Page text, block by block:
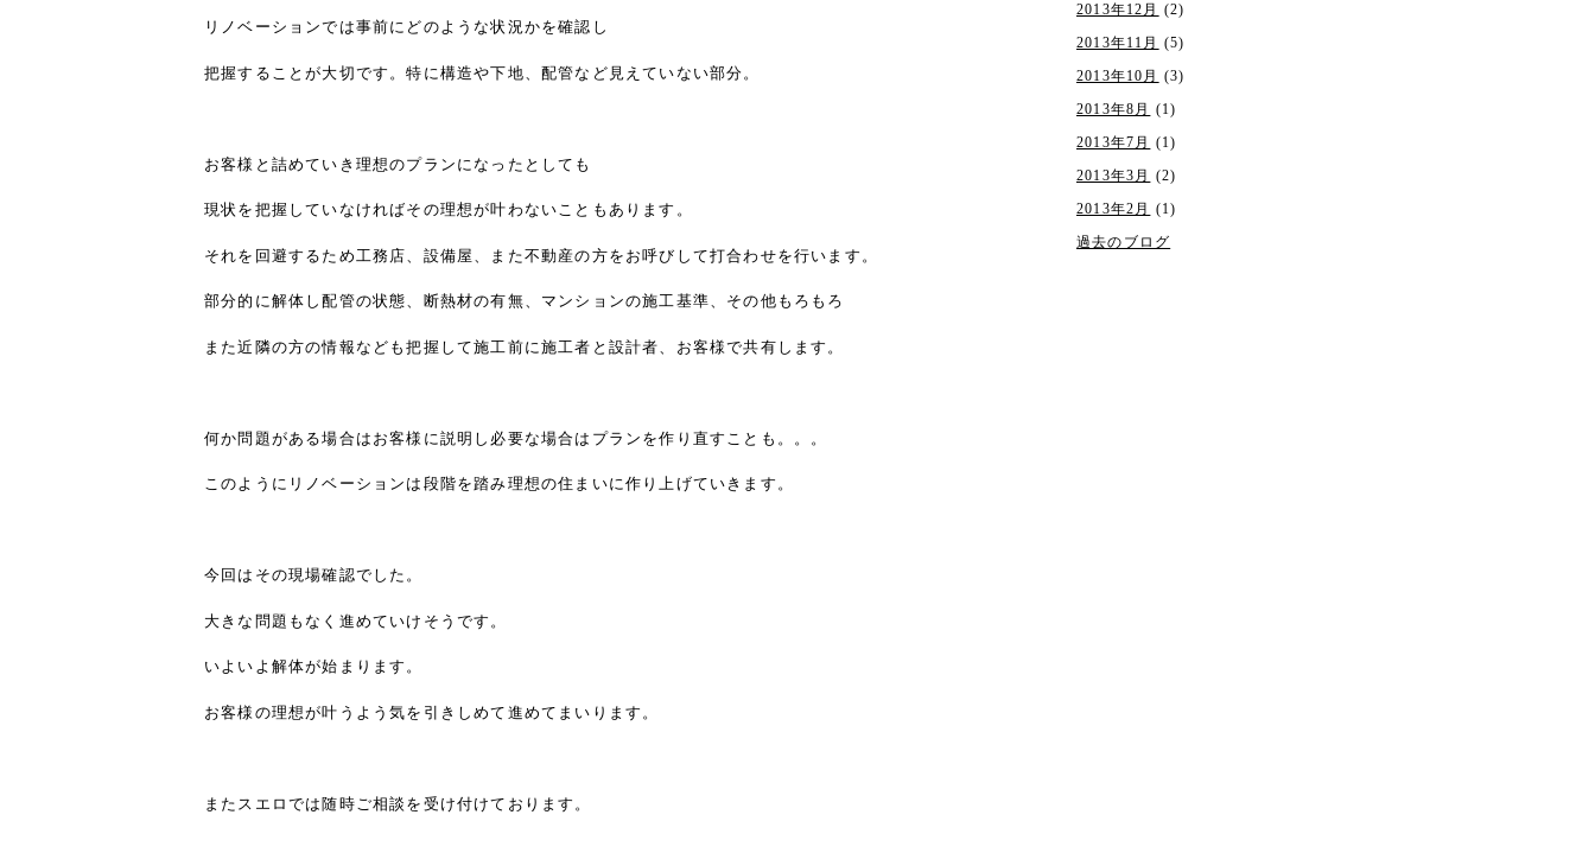
リノベーションでは事前にどのような状況かを確認し
把握することが大切です。特に構造や下地、配管など見えていない部分。
お客様と詰めていき理想のプランになったとしても
現状を把握していなければその理想が叶わないこともあります。
それを回避するため工務店、設備屋、また不動産の方をお呼びして打合わせを行います。
部分的に解体し配管の状態、断熱材の有無、マンションの施工基準、その他もろもろ
また近隣の方の情報なども把握して施工前に施工者と設計者、お客様で共有します。
何か問題がある場合はお客様に説明し必要な場合はプランを作り直すことも。。。
このようにリノベーションは段階を踏み理想の住まいに作り上げていきます。
今回はその現場確認でした。
大きな問題もなく進めていけそうです。
いよいよ解体が始まります。
お客様の理想が叶うよう気を引きしめて進めてまいります。
またスエロでは随時ご相談を受け付けております。
2013年12月
(2)
2013年11月
(5)
2013年10月
(3)
2013年8月
(1)
2013年7月
(1)
2013年3月
(2)
2013年2月
(1)
過去のブログ